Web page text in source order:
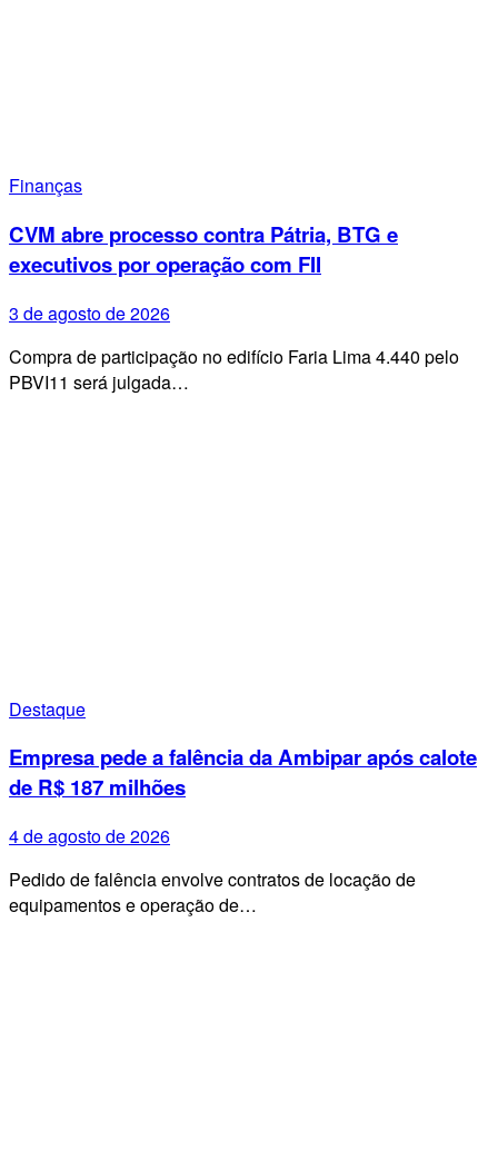
Finanças
CVM abre processo contra Pátria, BTG e
executivos por operação com FII
3 de agosto de 2026
Compra de participação no edifício Faria Lima 4.440 pelo
PBVI11 será julgada…
Destaque
Empresa pede a falência da Ambipar após calote
de R$ 187 milhões
4 de agosto de 2026
Pedido de falência envolve contratos de locação de
equipamentos e operação de…